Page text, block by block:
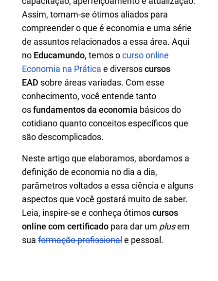
Assim, tornam-se ótimos aliados para
compreender o que é economia e uma série
de assuntos relacionados a essa área. Aqui
no Educamundo, temos ocurso online
Economia na Prática e diversoscursos
EAD sobre áreas variadas. Com esse
conhecimento, você entende tanto
osfundamentos da economia básicos do
cotidiano quanto conceitos específicos que
são descomplicados.
Neste artigo que elaboramos, abordamos a
definição de economia no dia a dia,
parâmetros voltados a essa ciência e alguns
aspectos que você gostará muito de saber.
Leia, inspire-se e conheça ótimoscursos
online com certificado para dar um plusem
sua formação profissionale pessoal.